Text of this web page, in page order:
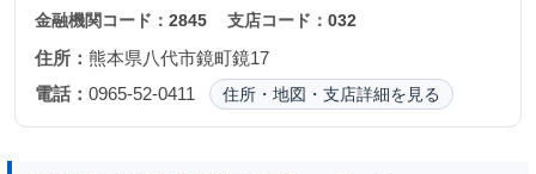
金融機関コード： 2845 支店コード：032
住所： 熊本県八代市鏡町鏡17
電話： 0965-52-0411 住所・地図・支店詳細を見る